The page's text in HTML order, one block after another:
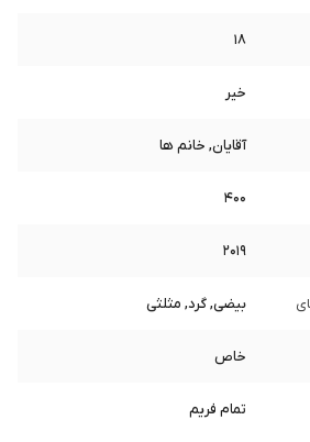
18
خیر
آقایان, خانم ها
400
2019
بیضی, گرد, مثلثی
خاص
تمام فریم